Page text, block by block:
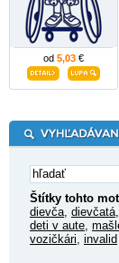
od 5,03 €
Štítky tohto
dievča dievčatá
deti v aute
vozičkári invalid